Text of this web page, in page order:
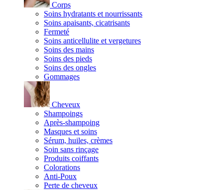
Corps
Soins hydratants et nourrissants
Soins apaisants, cicatrisants
Fermeté
Soins anticellulite et vergetures
Soins des mains
Soins des pieds
Soins des ongles
Gommages
Cheveux
Shampoings
Après-shampoing
Masques et soins
Sérum, huiles, crèmes
Soin sans rinçage
Produits coiffants
Colorations
Anti-Poux
Perte de cheveux